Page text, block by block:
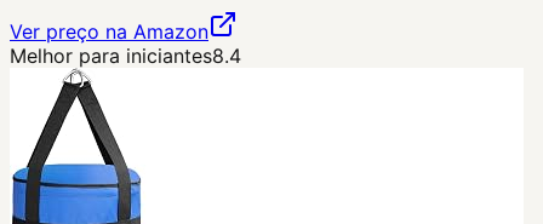
Ver preço na Amazon
Melhor para iniciantes8.4